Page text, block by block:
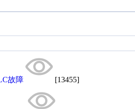
故障 [13455]